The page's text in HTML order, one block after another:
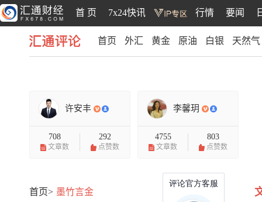
首 页 7x24快讯 行情 要闻
首页 外汇 黄金 原油 白银 天然气
许安丰
708
文章数
292
点赞数
李馨玥
4755
文章数
803
点赞数
首页> 墨竹言金